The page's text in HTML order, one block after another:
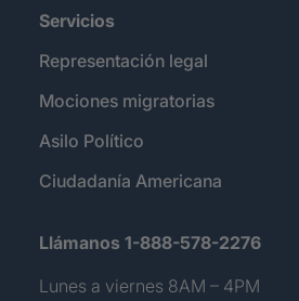
Servicios
Representación legal
Mociones migratorias
Asilo Político
Ciudadanía Americana
Llámanos 1-888-578-2276
Lunes a viernes 8AM – 4PM